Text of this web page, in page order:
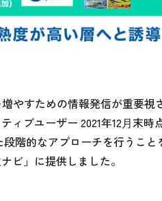
やすための情報発信が重要視
ィブユーザー 2021年12⽉末時
階的なアプローチを行うこ
ビ」に提供しました。